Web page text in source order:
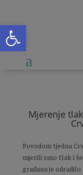
Open toolbar
Mjerenje
Povodom tjedna
mjerili smo tlak i
građana je